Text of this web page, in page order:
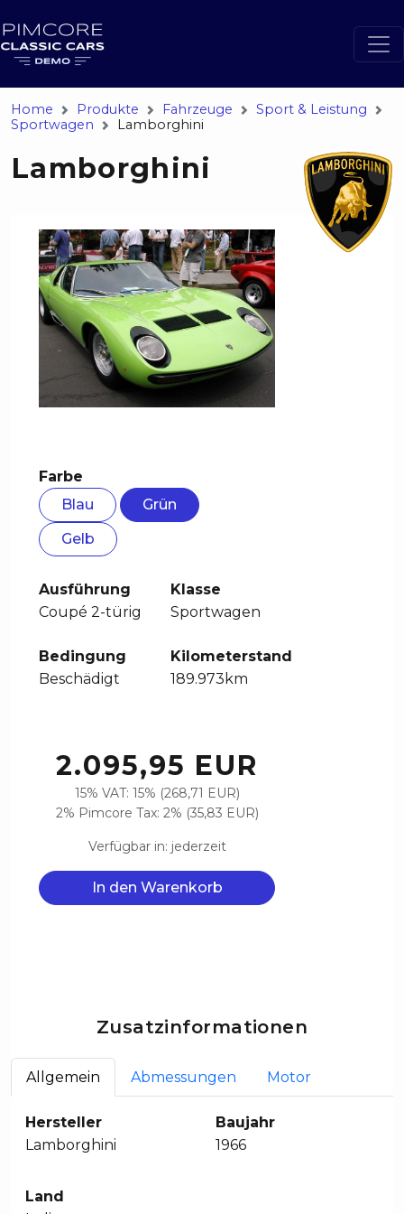
Home Produkte Fahrzeuge
Sport & Leistung
Sportwagen
Lamborghini
Lamborghini
Farbe
Blau
Grün
Gelb
Ausführung
Coupé 2-türig
Klasse
Sportwagen
Bedingung
Beschädigt
Kilometerstand
189.973km
2.095,95 EUR
15% VAT: 15% (268,71 EUR)
2% Pimcore Tax: 2% (35,83 EUR)
Verfügbar in: jederzeit
In den Warenkorb
Zusatzinformationen
Allgemein Abmessungen Motor
Hersteller
Lamborghini
Baujahr
1966
Land